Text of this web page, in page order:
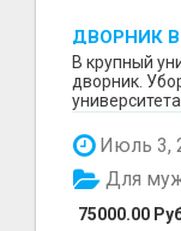
ДВОРНИК
В крупный
дворник.
Июль 3,
75000.00
Для